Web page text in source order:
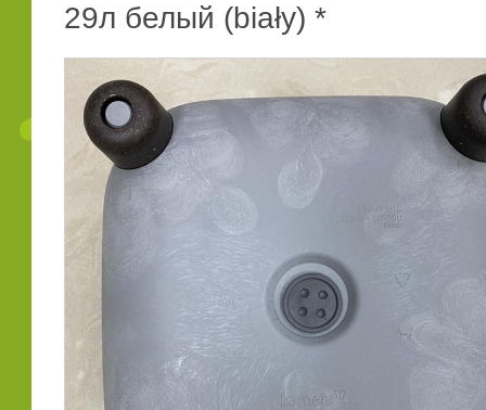
29л белый (biały) *